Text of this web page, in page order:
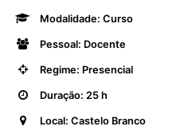
Modalidade: Curso
Pessoal: Docente
Regime: Presencial
Duração: 25 h
Local: Castelo Branco